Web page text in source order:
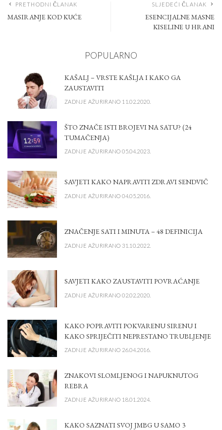
PRETHODNI ČLANAK
MASIRANJE KOD KUĆE
SLJEDEĆI ČLANAK
ESENCIJALNE MASNE
KISELINE U HRANI
POPULARNO
KAŠALJ – VRSTE KAŠLJA I KAKO GA
ZAUSTAVITI
ZADNJE AŽURIRANO 11.02.2020.
ŠTO ZNAČE ISTI BROJEVI NA SATU? (24
TUMAČENJA)
ZADNJE AŽURIRANO 05.04.2023.
SAVJETI KAKO NAPRAVITI ZDRAVI SENDVIČ
ZADNJE AŽURIRANO 04.05.2016.
ZNAČENJE SATI I MINUTA – 48 DEFINICIJA
ZADNJE AŽURIRANO 31.10.2022.
SAVJETI KAKO ZAUSTAVITI POVRAĆANJE
ZADNJE AŽURIRANO 02.02.2020.
KAKO POPRAVITI POKVARENU SIRENU I
KAKO SPRIJEČITI NEPRESTANO TRUBLJENJE
ZADNJE AŽURIRANO 26.04.2016.
ZNAKOVI SLOMLJENOG I NAPUKNUTOG
REBRA
ZADNJE AŽURIRANO 18.01.2024.
KAKO SAZNATI SVOJ JMBG U SAMO 3